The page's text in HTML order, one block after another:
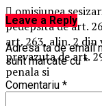
 omisiunea
pedepsita de art.
art. 263, alin. 2
prevazuta de art.
penala si
 uzurparea
Leave a Reply
Adresa ta de email
sunt marcate cu*
Comentariu *